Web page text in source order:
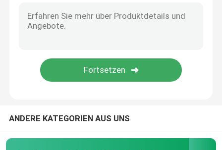
Drahtlose wasserdichte Türklingel
ANDERE KATEGORIEN AUS UNS